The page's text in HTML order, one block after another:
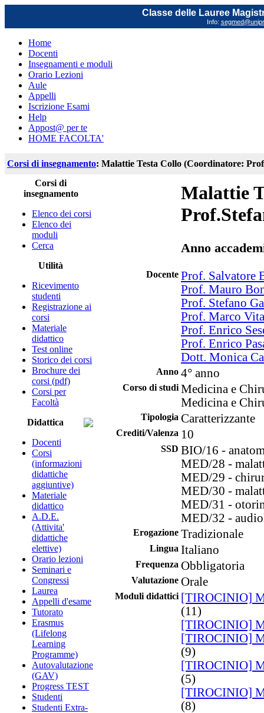
Classe delle Lauree
Info:
Home
Docenti
Insegnamenti e moduli
Orario Lezioni
Aule
Appelli
Iscrizione Esami
Help
Appost@ per te
HOME FACOLTA'
Corsi di insegnamento: Malattie Testa Collo (Coordinatore:
Corsi di
insegnamento
Elenco dei corsi
Elenco dei
moduli
Cerca
Utilità
Ricevimento
studenti
Registrazione ai
corsi
Materiale
didattico
Test online
Storico dei corsi
Brochure dei
corsi (pdf)
Corsi per
Facoltà
Didattica
Docenti
Corsi
(informazioni
didattiche
aggiuntive)
Materiale
didattico
A.D.E.
(Attivita'
didattiche
elettive)
Orario lezioni
Seminari e
Congressi
Laurea
Appelli d'esame
Tutorato
Erasmus
(Lifelong
Learning
Programme)
Autovalutazione
(GAV)
Progress TEST
Studenti
Studenti Extra-
Malattie
Anno
Docente Prof. Salvatore
Prof. Mauro
Prof. Stefano
Prof. Marco
Prof. Enrico
Prof. Enrico
Dott. Monica
Anno 4° anno
Corso di studi Medicina e
Medicina e
Tipologia Caratterizzante
Crediti/Valenza 10
SSD BIO/16 -
MED/28 -
MED/29 -
MED/30 -
MED/31 -
MED/32 -
Erogazione Tradizionale
Lingua Italiano
Frequenza Obbligatoria
Valutazione Orale
Moduli didattici [TIROCINIO]
(11)
[TIROCINIO]
[TIROCINIO]
(9)
[TIROCINIO]
(5)
[TIROCINIO]
(8)